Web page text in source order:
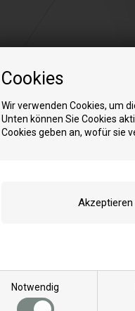
Cookies
Wir verwenden Cookies, um
Unten können Sie Cookies
Cookies geben an, wofür sie
Notwendig